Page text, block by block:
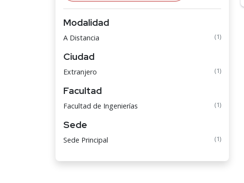
Modalidad
A Distancia (1)
Ciudad
Extranjero (1)
Facultad
Facultad de Ingenierías (1)
Sede
Sede Principal (1)